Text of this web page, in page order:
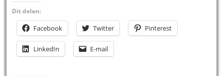
Dit delen:
Facebook Twitter Pinterest
LinkedIn E-mail